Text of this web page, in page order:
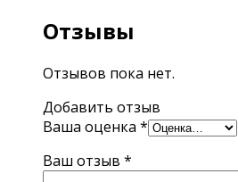
Отзывы
Отзывов пока нет.
Добавить отзыв
Ваша оценка *
Ваш отзыв *